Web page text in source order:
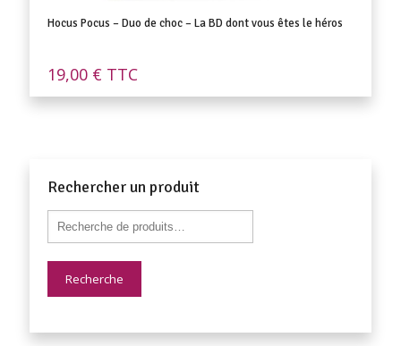
Hocus Pocus – Duo de choc – La BD dont vous êtes le héros
19,00 € TTC
Rechercher un produit
Recherche